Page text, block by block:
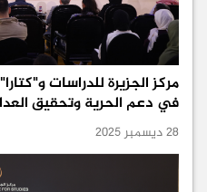
مركز الجزيرة للدراسات
في دعم الحرية وتحقيق
28 ديسمبر 2025